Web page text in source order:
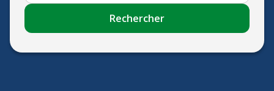
Rechercher